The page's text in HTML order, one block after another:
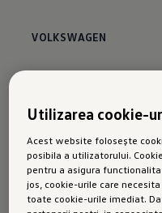
VOLKSWAGEN
News
SERVICE
Actiuni şi oferte
Cataloage accesorii
Utilizarea cookie-
Acest website folosește
posibila a utilizatorului.
pentru a asigura
jos, cookie-urile care
toate cookie-urile imediat.